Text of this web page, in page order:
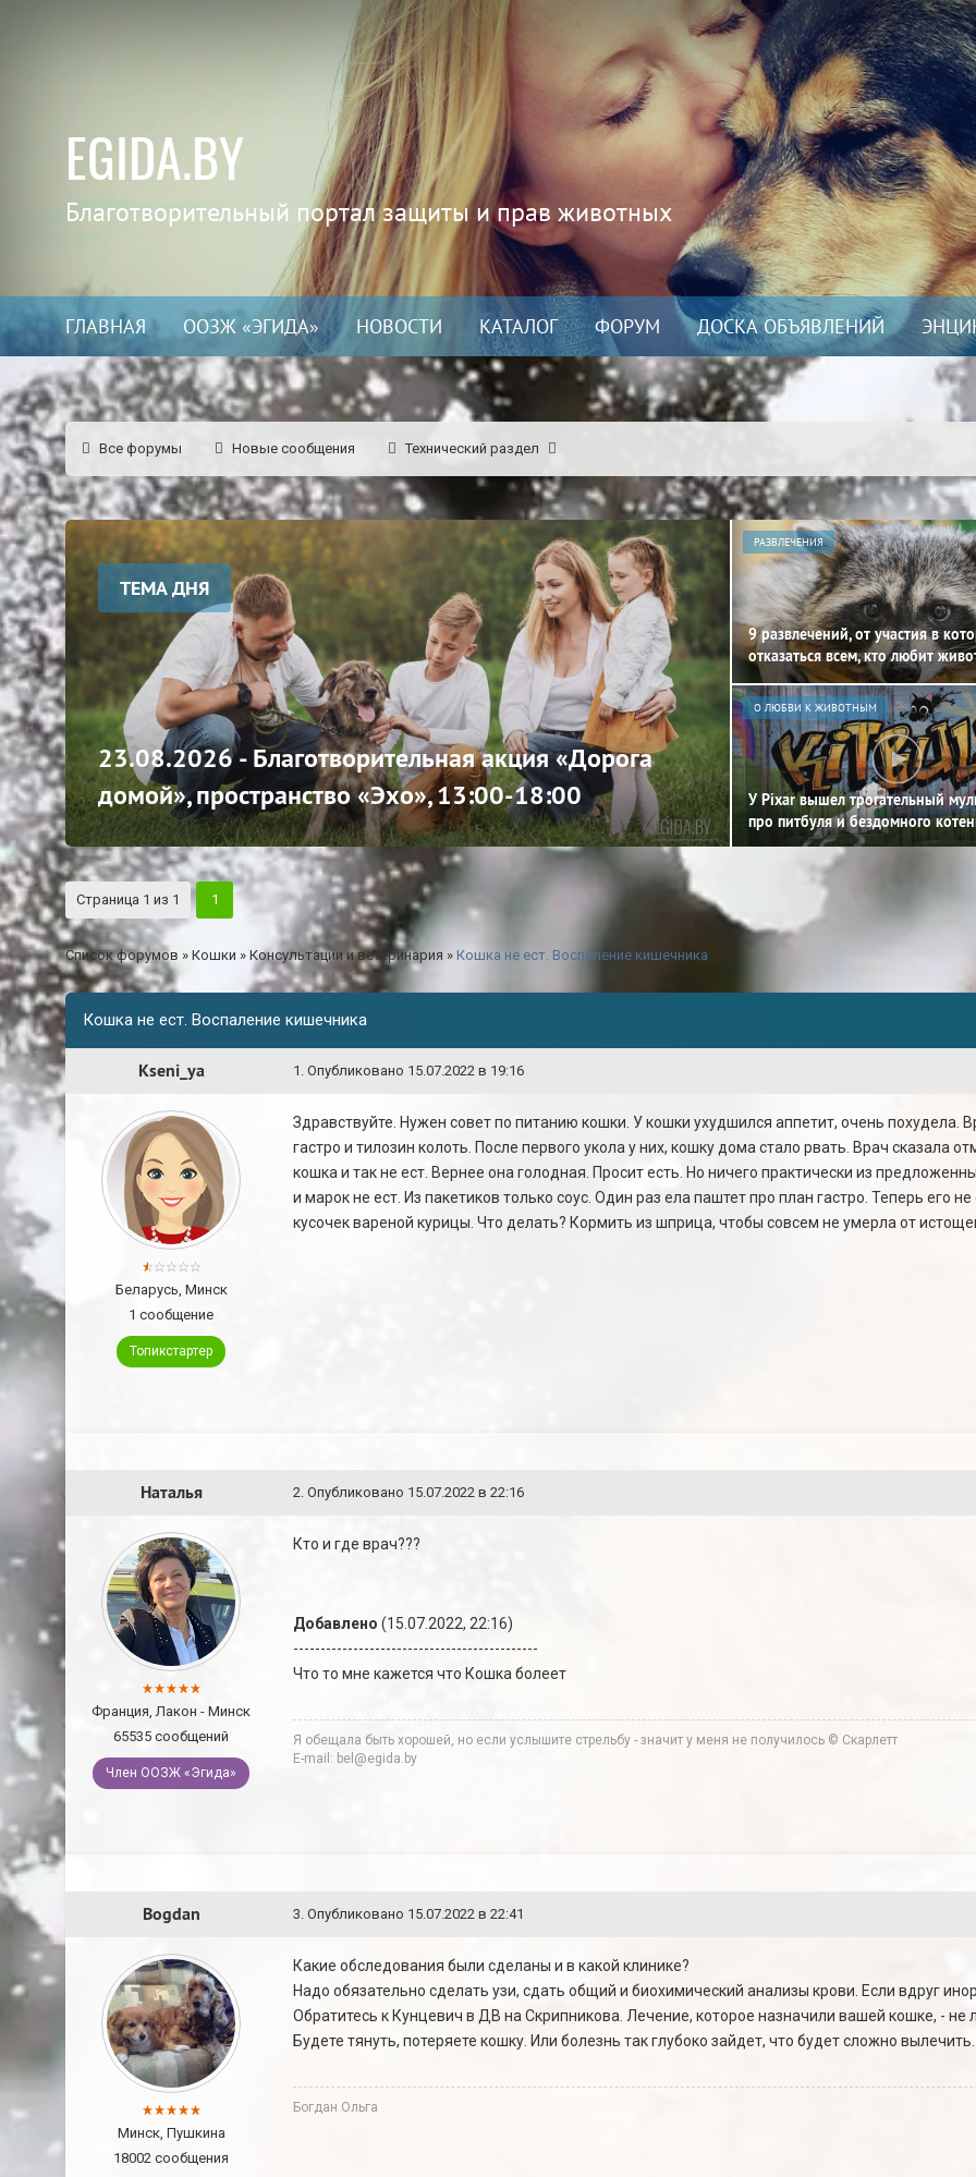
EGIDA.BY
Благотворительный портал защиты и прав животных
ГЛАВНАЯ ООЗЖ «ЭГИДА» НОВОСТИ КАТАЛОГ ФОРУМ ДОСКА ОБЪЯВЛЕНИЙ
Все форумы Новые сообщения Технический раздел
ТЕМА ДНЯ
23.08.2026 - Благотворительная акция «Дорога
домой», пространство «Эхо», 13:00-18:00
РАЗВЛЕЧЕНИЯ
9 развлечений, от участия в
отказаться всем, кто любит
О ЛЮБВИ К ЖИВОТНЫМ
У Pixar вышел трогательный
про питбуля и бездомного
Страница 1 из 1 1
Список форумов » Кошки » Консультации и ветеринария » Кошка не ест. Воспаление кишечника
Кошка не ест. Воспаление кишечника
Kseni_ya 1 . Опубликовано 15.07.2022 в 19:16
Беларусь, Минск
1 сообщение
Топикстартер
Здравствуйте. Нужен совет по питанию кошки. У кошки ухудшился аппетит, очень похудела.
гастро и тилозин колоть. После первого укола у них, кошку дома стало рвать. Врач сказала
кошка и так не ест. Вернее она голодная. Просит есть. Но ничего практически из
и марок не ест. Из пакетиков только соус. Один раз ела паштет про план гастро. Теперь его
кусочек вареной курицы. Что делать? Кормить из шприца, чтобы совсем не умерла от
Наталья 2. Опубликовано 15.07.2022 в 22:16
Франция, Лакон - Минск
65535 сообщений
Член ООЗЖ «Эгида»
Кто и где врач???
Добавлено (15.07.2022, 22:16)
---------------------------------------------
Что то мне кажется что Кошка болеет
Я обещала быть хорошей, но если услышите стрельбу - значит у меня не получилось © Скарлетт
E-mail: bel@egida.by
Bogdan 3. Опубликовано 15.07.2022 в 22:41
Минск, Пушкина
18002 сообщения
Какие обследования были сделаны и в какой клинике?
Надо обязательно сделать узи, сдать общий и биохимический анализы крови. Если вдруг
Обратитесь к Кунцевич в ДВ на Скрипникова. Лечение, которое назначили вашей кошке, - не
Будете тянуть, потеряете кошку. Или болезнь так глубоко зайдет, что будет сложно вылечить.
Богдан Ольга